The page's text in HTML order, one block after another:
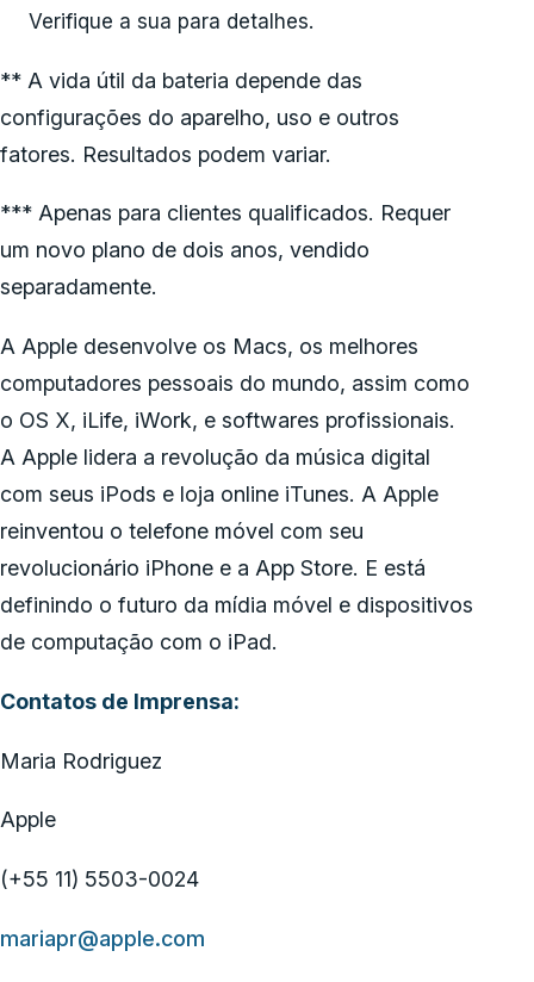
Verifique a sua para detalhes.
** A vida útil da bateria depende das
configurações do aparelho, uso e outros
fatores. Resultados podem variar.
*** Apenas para clientes qualificados. Requer
um novo plano de dois anos, vendido
separadamente.
A Apple desenvolve os Macs, os melhores
computadores pessoais do mundo, assim como
o OS X, iLife, iWork, e softwares profissionais.
A Apple lidera a revolução da música digital
com seus iPods e loja online iTunes. A Apple
reinventou o telefone móvel com seu
revolucionário iPhone e a App Store. E está
definindo o futuro da mídia móvel e dispositivos
de computação com o iPad.
Contatos de Imprensa:
Maria Rodriguez
Apple
(+55 11) 5503-0024
mariapr@apple.com